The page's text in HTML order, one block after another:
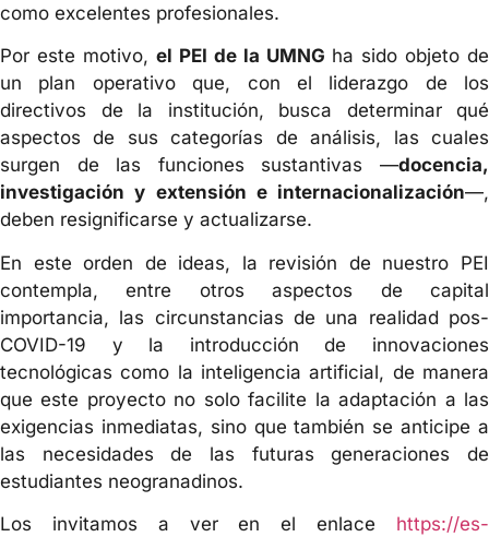
como excelentes profesionales.
Por este motivo, el PEI de la UMNG ha sido objeto de
un plan operativo que, con el liderazgo de los
directivos de la institución, busca determinar qué
aspectos de sus categorías de análisis, las cuales
surgen de las funciones sustantivas —docencia,
investigación y extensión e internacionalización—,
deben resignificarse y actualizarse.
En este orden de ideas, la revisión de nuestro PEI
contempla, entre otros aspectos de capital
importancia, las circunstancias de una realidad pos-
COVID-19 y la introducción de innovaciones
tecnológicas como la inteligencia artificial, de manera
que este proyecto no solo facilite la adaptación a las
exigencias inmediatas, sino que también se anticipe a
las necesidades de las futuras generaciones de
estudiantes neogranadinos.
Los invitamos a ver en el enlace https://es-